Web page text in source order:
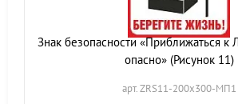
Знак безопасности «Приближаться к
опасно» (Рисунок 11)
арт. ZRS11-200х300-МП1